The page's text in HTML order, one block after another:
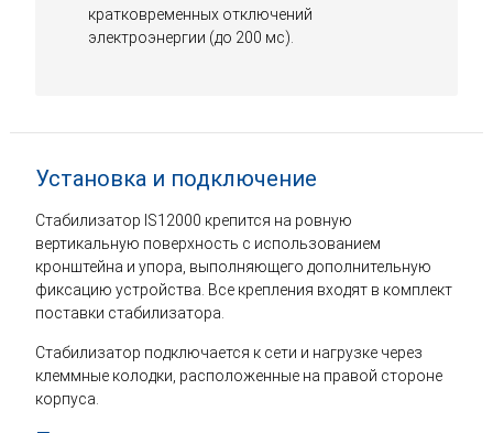
кратковременных отключений
электроэнергии (до 200 мс).
Установка и подключение
Стабилизатор IS12000 крепится на ровную
вертикальную поверхность с использованием
кронштейна и упора, выполняющего дополнительную
фиксацию устройства. Все крепления входят в комплект
поставки стабилизатора.
Стабилизатор подключается к сети и нагрузке через
клеммные колодки, расположенные на правой стороне
корпуса.